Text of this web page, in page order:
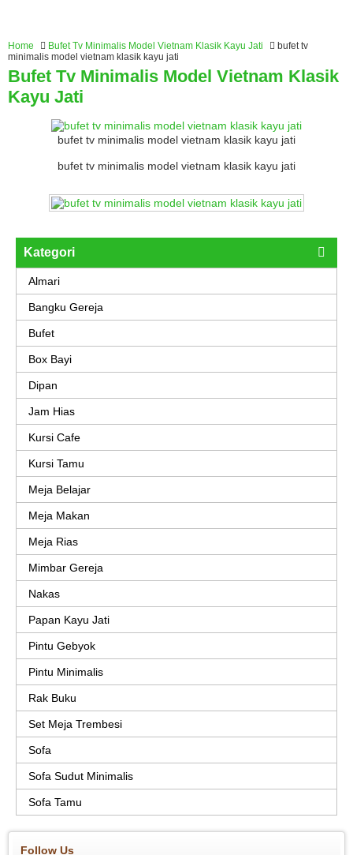
Home Bufet Tv Minimalis Model Vietnam Klasik Kayu Jati
bufet tv
minimalis model vietnam klasik kayu jati
Bufet Tv Minimalis Model Vietnam Klasik
Kayu Jati
bufet tv minimalis model vietnam klasik kayu jati
bufet tv minimalis model vietnam klasik kayu jati
Kategori
Almari
Bangku Gereja
Bufet
Box Bayi
Dipan
Jam Hias
Kursi Cafe
Kursi Tamu
Meja Belajar
Meja Makan
Meja Rias
Mimbar Gereja
Nakas
Papan Kayu Jati
Pintu Gebyok
Pintu Minimalis
Rak Buku
Set Meja Trembesi
Sofa
Sofa Sudut Minimalis
Sofa Tamu
Follow Us